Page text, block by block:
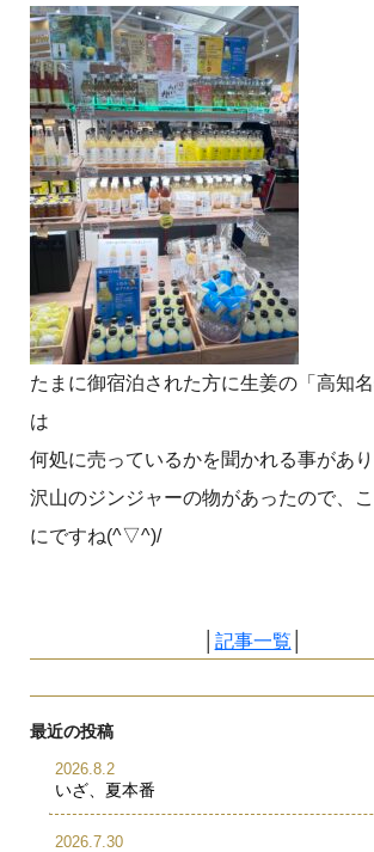
たまに御宿泊された方に生姜の「高知名
は
何処に売っているかを聞かれる事があ
沢山のジンジャーの物があったので、
にですね(^▽^)/
記事一覧
最近の投稿
2026.8.2
いざ、夏本番
2026.7.30